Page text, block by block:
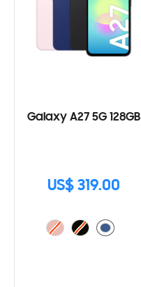
Galaxy A27 5G 128GB
US$ 319.00